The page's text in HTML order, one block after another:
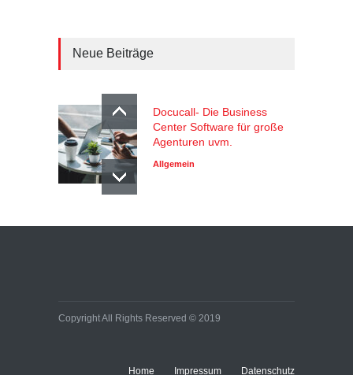
Neue Beiträge
Docucall- Die Business
Center Software für große
Agenturen uvm.
Allgemein
Copyright All Rights Reserved © 2019
Home Impressum Datenschutz